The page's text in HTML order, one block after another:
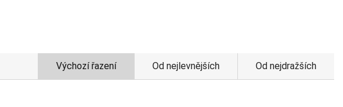
Výchozí řazení Od nejlevnějších Od nejdražších